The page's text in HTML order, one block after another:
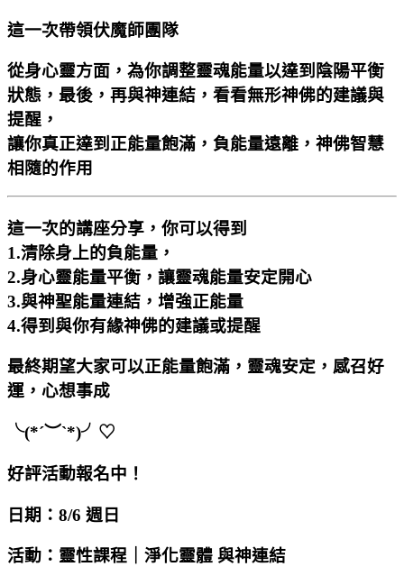
這一次帶領伏魔師團隊
從身心靈方面，為你調整靈魂能量以達到陰陽平衡
狀態，最後，再與神連結，看看無形神佛的建議與
提醒，
讓你真正達到正能量飽滿，負能量遠離，神佛智慧
相隨的作用
這一次的講座分享，你可以得到
1.清除身上的負能量，
2.身心靈能量平衡，讓靈魂能量安定開心
3.與神聖能量連結，增強正能量
4.得到與你有緣神佛的建議或提醒
最終期望大家可以正能量飽滿，靈魂安定，感召好
運，心想事成
╰(*´︶`*)╯♡
好評活動報名中！
日期：8/6 週日
活動：靈性課程｜淨化靈體 與神連結